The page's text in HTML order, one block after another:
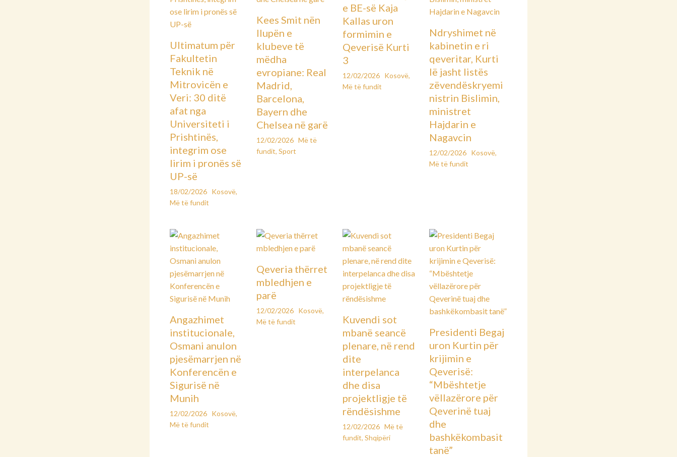
Ultimatum për
Fakultetin
Teknik në
Mitrovicën e
Veri: 30 ditë
afat nga
Universiteti i
Prishtinës,
integrim ose
lirim i pronës së
UP-së
18/02/2026 Kosovë,
Më të fundit
Kees Smit nën
llupën e
klubeve të
mëdha
evropiane: Real
Madrid,
Barcelona,
Bayern dhe
Chelsea në garë
12/02/2026 Më të
fundit, Sport
e BE-së Kaja
Kallas uron
formimin e
Qeverisë Kurti
3
12/02/2026 Kosovë,
Më të fundit
Ndryshimet në
kabinetin e ri
qeveritar, Kurti
lë jasht listës
zëvendëskryemi
nistrin Bislimin,
ministret
Hajdarin e
Nagavcin
12/02/2026 Kosovë,
Më të fundit
Angazhimet
institucionale,
Osmani anulon
pjesëmarrjen në
Konferencën e
Sigurisë në
Munih
12/02/2026 Kosovë,
Më të fundit
Qeveria thërret
mbledhjen e
parë
12/02/2026 Kosovë,
Më të fundit
Kuvendi sot
mbanë seancë
plenare, në rend
dite
interpelanca
dhe disa
projektligje të
rëndësishme
12/02/2026 Më të
fundit,Shqipëri
Presidenti Begaj
uron Kurtin për
krijimin e
Qeverisë:
“Mbështetje
vëllazërore për
Qeverinë tuaj
dhe
bashkëkombasit
tanë”